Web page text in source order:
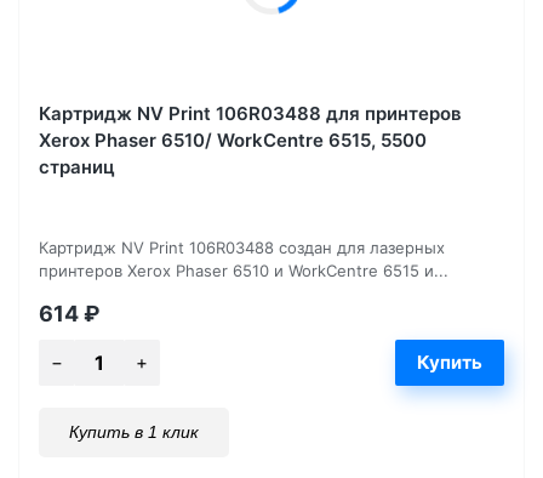
Картридж NV Print 106R03488 для принтеров
Xerox Phaser 6510/ WorkCentre 6515, 5500
страниц
Картридж NV Print 106R03488 создан для лазерных
принтеров Xerox Phaser 6510 и WorkCentre 6515 и...
614₽
Купить в 1 клик